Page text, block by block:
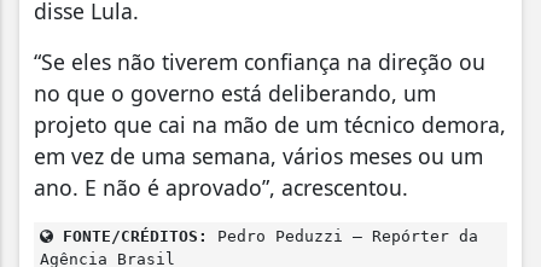
disse Lula.
“Se eles não tiverem confiança na direção ou
no que o governo está deliberando, um
projeto que cai na mão de um técnico demora,
em vez de uma semana, vários meses ou um
ano. E não é aprovado”, acrescentou.
FONTE/CRÉDITOS:
Pedro Peduzzi – Repórter da
Agência Brasil